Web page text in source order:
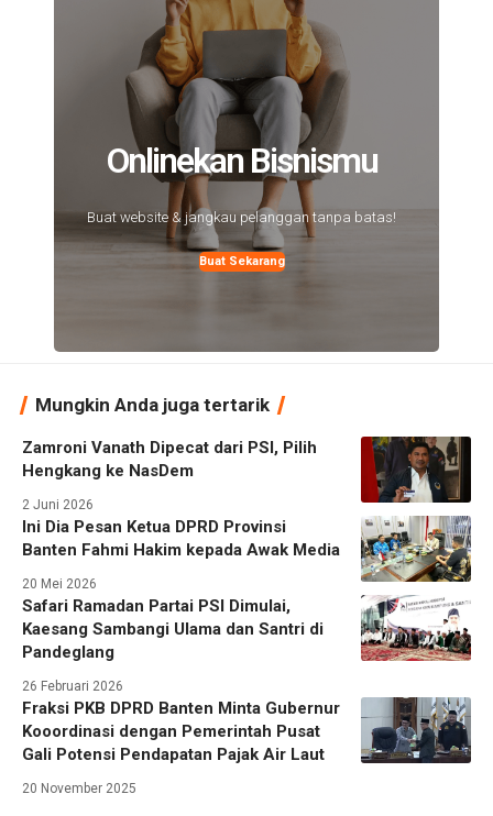
Onlinekan Bisnismu
Buat website & jangkau pelanggan tanpa batas!
Buat Sekarang
Mungkin Anda juga tertarik
Zamroni Vanath Dipecat dari PSI, Pilih
Hengkang ke NasDem
2 Juni 2026
Ini Dia Pesan Ketua DPRD Provinsi
Banten Fahmi Hakim kepada Awak Media
20 Mei 2026
Safari Ramadan Partai PSI Dimulai,
Kaesang Sambangi Ulama dan Santri di
Pandeglang
26 Februari 2026
Fraksi PKB DPRD Banten Minta Gubernur
Kooordinasi dengan Pemerintah Pusat
Gali Potensi Pendapatan Pajak Air Laut
20 November 2025